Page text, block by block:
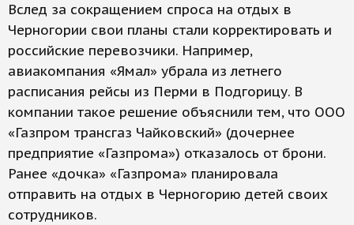
Вслед за сокращением спроса на отдых в
Черногории свои планы стали корректировать и
российские перевозчики. Например,
авиакомпания «Ямал» убрала из летнего
расписания рейсы из Перми в Подгорицу. В
компании такое решение объяснили тем, что ООО
«Газпром трансгаз Чайковский» (дочернее
предприятие «Газпрома») отказалось от брони.
Ранее «дочка» «Газпрома» планировала
отправить на отдых в Черногорию детей своих
сотрудников.